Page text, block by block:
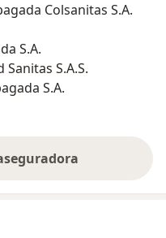
Colsanitas S.A.
S.A.
S.A.S.
S.A.